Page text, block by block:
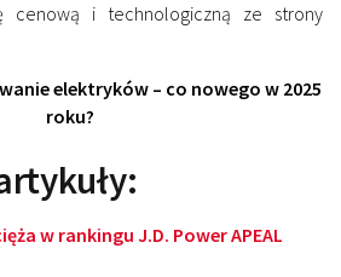
cenową i technologiczną ze strony
elektryków – co nowego w 2025
roku?
w rankingu J.D. Power APEAL